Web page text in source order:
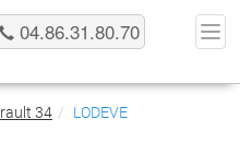
04.86.31.80.70
34 LODEVE